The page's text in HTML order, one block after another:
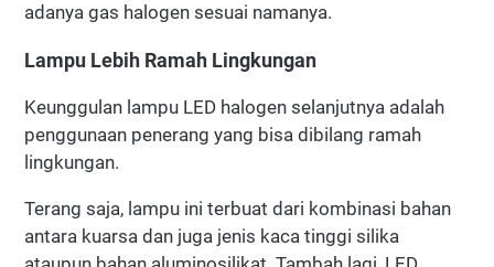
adanya gas halogen sesuai namanya.
Lampu Lebih Ramah Lingkungan
Keunggulan lampu LED halogen selanjutnya adalah
penggunaan penerang yang bisa dibilang ramah
lingkungan.
Terang saja, lampu ini terbuat dari kombinasi bahan
antara kuarsa dan juga jenis kaca tinggi silika